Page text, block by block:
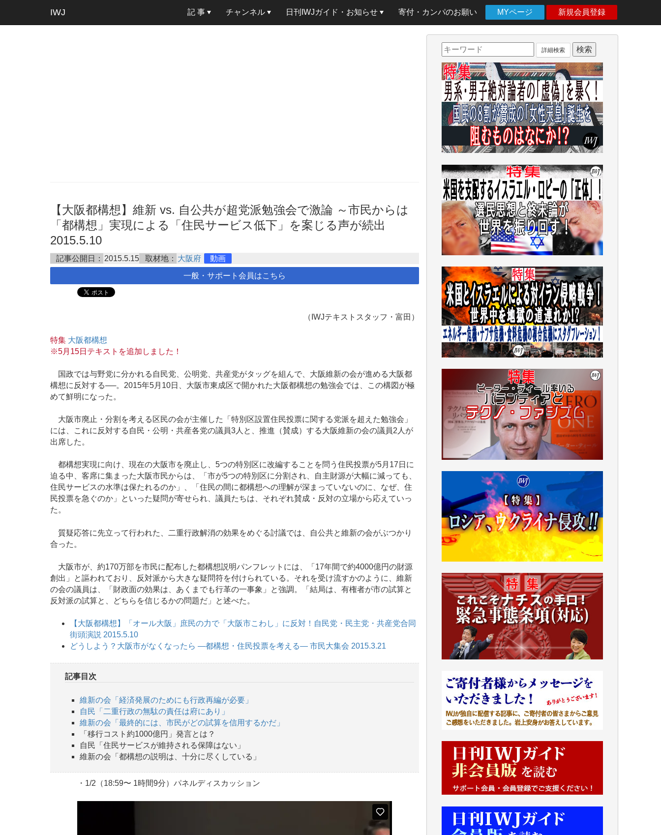
IWJ 記 事 チャンネル 日刊IWJガイド・お知らせ 寄付・カンパのお願い MYページ 新規会員登録
【大阪都構想】維新 vs. 自公共が超党派勉強会で激論 ～市民からは
「都構想」実現による「住民サービス低下」を案じる声が続出
2015.5.10
記事公開日： 2015.5.15 取材地： 大阪府 動画
一般・サポート会員はこちら
（IWJテキストスタッフ・富田）
特集 大阪都構想
※5月15日テキストを追加しました！
国政では与野党に分かれる自民党、公明党、共産党がタッグを組んで、大阪維新の会が進める大阪都
構想に反対する──。2015年5月10日、大阪市東成区で開かれた大阪都構想の勉強会では、この構図が極
めて鮮明になった。
大阪市廃止・分割を考える区民の会が主催した「特別区設置住民投票に関する党派を超えた勉強会」
には、これに反対する自民・公明・共産各党の議員3人と、推進（賛成）する大阪維新の会の議員2人が
出席した。
都構想実現に向け、現在の大阪市を廃止し、5つの特別区に改編することを問う住民投票が5月17日に
迫る中、客席に集まった大阪市民からは、「市が5つの特別区に分割され、自主財源が大幅に減っても、
住民サービスの水準は保たれるのか」、「住民の間に都構想への理解が深まっていないのに、なぜ、住
民投票を急ぐのか」といった疑問が寄せられ、議員たちは、それぞれ賛成・反対の立場から応えていっ
た。
質疑応答に先立って行われた、二重行政解消の効果をめぐる討議では、自公共と維新の会がぶつかり
合った。
大阪市が、約170万部を市民に配布した都構想説明パンフレットには、「17年間で約4000億円の財源
創出」と謳われており、反対派から大きな疑問符を付けられている。それを受け流すかのように、維新
の会の議員は、「財政面の効果は、あくまでも行革の一事象」と強調。「結局は、有権者が市の試算と
反対派の試算と、どちらを信じるかの問題だ」と述べた。
【大阪都構想】「オール大阪」庶民の力で「大阪市こわし」に反対！自民党・民主党・共産党合同
街頭演説 2015.5.10
どうしよう？大阪市がなくなったら —都構想・住民投票を考える— 市民大集会 2015.3.21
記事目次
維新の会「経済発展のためにも行政再編が必要」
自民「二重行政の無駄の責任は府にあり」
維新の会「最終的には、市民がどの試算を信用するかだ」
「移行コスト約1000億円」発言とは？
自民「住民サービスが維持される保障はない」
維新の会「都構想の説明は、十分に尽くしている」
・1/2（18:59〜 1時間9分）パネルディスカッション
詳細検索